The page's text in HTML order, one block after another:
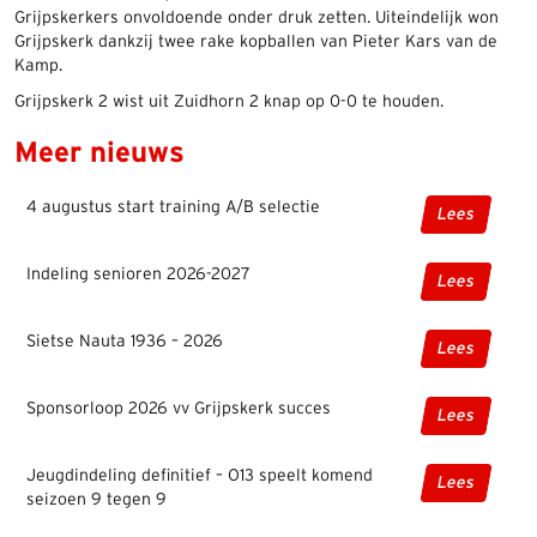
Grijpskerkers onvoldoende onder druk zetten. Uiteindelijk won
Grijpskerk dankzij twee rake kopballen van Pieter Kars van de
Kamp.
Grijpskerk 2 wist uit Zuidhorn 2 knap op 0-0 te houden.
Meer nieuws
4 augustus start training A/B selectie Lees
Indeling senioren 2026-2027 Lees
Sietse Nauta 1936 – 2026 Lees
Sponsorloop 2026 vv Grijpskerk succes Lees
Jeugdindeling definitief – O13 speelt komend
seizoen 9 tegen 9
Lees